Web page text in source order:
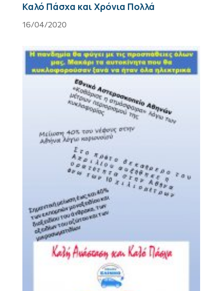
Καλό Πάσχα και Χρόνια Πολλά
16/04/2020